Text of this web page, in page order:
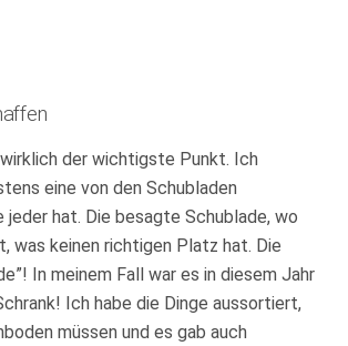
der wichtigste Punkt. Ich
eine von den Schubladen
jeder hat. Die besagte Schublade, wo
was keinen richtigen Platz hat. Die
In meinem Fall war es in diesem Jahr
Ich habe die Dinge aussortiert,
müssen und es gab auch